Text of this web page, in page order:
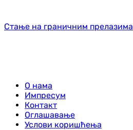
Стање на граничним прелазима
О нама
Импресум
Контакт
Оглашавање
Услови коришћења